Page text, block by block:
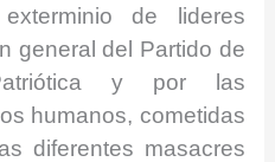
de lideres
general del Partido de
y por las
humanos, cometidas
diferentes masacres